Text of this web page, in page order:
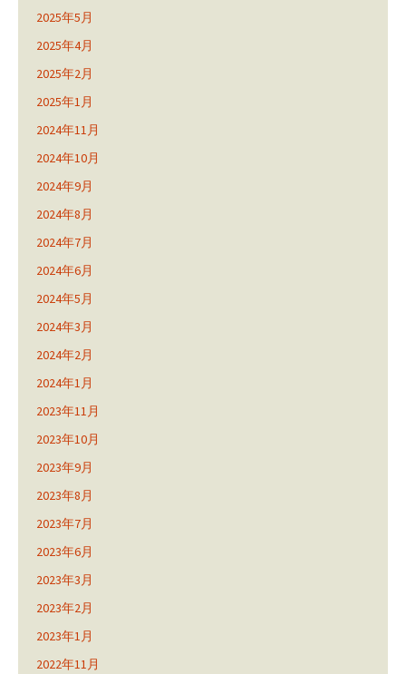
2025年5月
2025年4月
2025年2月
2025年1月
2024年11月
2024年10月
2024年9月
2024年8月
2024年7月
2024年6月
2024年5月
2024年3月
2024年2月
2024年1月
2023年11月
2023年10月
2023年9月
2023年8月
2023年7月
2023年6月
2023年3月
2023年2月
2023年1月
2022年11月